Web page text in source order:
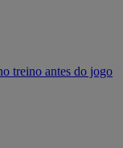
treino antes do jogo